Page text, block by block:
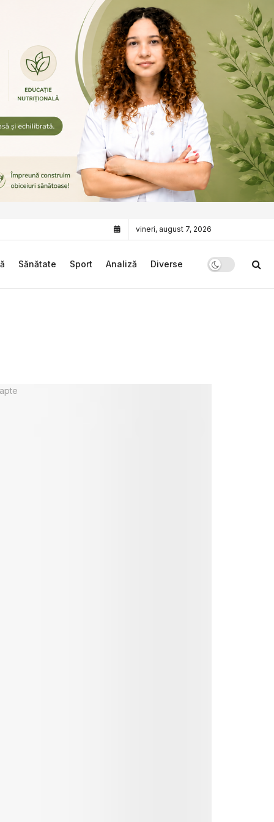
vineri, august 7, 2026
Sănătate Sport Analiză Diverse